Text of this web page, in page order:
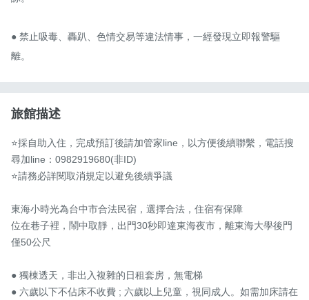
● 禁止吸毒、轟趴、色情交易等違法情事，一經發現立即報警驅
離。
旅館描述
⭐️採自助入住，完成預訂後請加管家line，以方便後續聯繫，電話搜
尋加line：0982919680(非ID)
⭐️請務必詳閱取消規定以避免後續爭議
東海小時光為台中市合法民宿，選擇合法，住宿有保障
位在巷子裡，鬧中取靜，出門30秒即達東海夜市，離東海大學後門
僅50公尺
● 獨棟透天，非出入複雜的日租套房，無電梯
● 六歲以下不佔床不收費 ; 六歲以上兒童，視同成人。如需加床請在